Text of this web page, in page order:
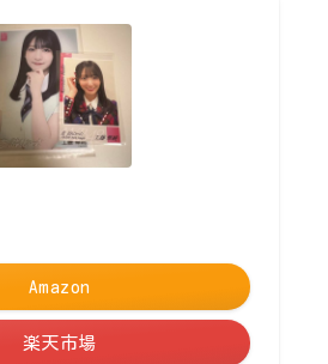
Amazon
楽天市場